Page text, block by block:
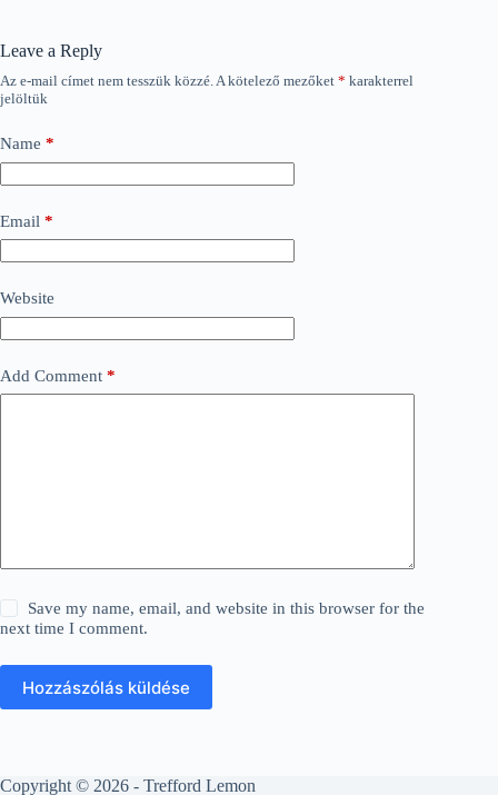
Leave a Reply
Az e-mail címet nem tesszük közzé.A kötelező mezőket * karakterrel
jelöltük
Name *
Email *
Website
Add Comment *
Save my name, email, and website in this browser for the
next time I comment.
Hozzászólás küldése
Copyright © 2026 - Trefford Lemon